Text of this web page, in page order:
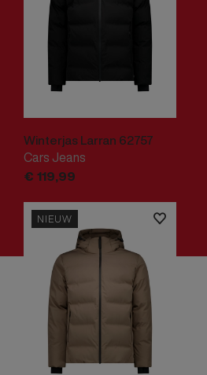
Winterjas Larran 62757
Cars Jeans
€ 119,99
NIEUW